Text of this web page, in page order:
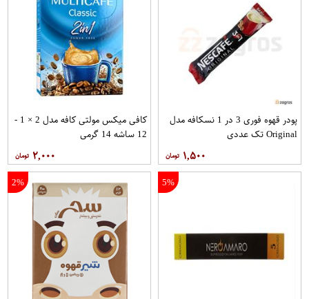
پودر قهوه فوری 3 در 1 نسکافه مدل
Original تک عددی
۱,۵۰۰
کافی میکس مولتی کافه مدل 2 × 1 -
12 ساشه 14 گرمی
۲,۰۰۰
5%
2%